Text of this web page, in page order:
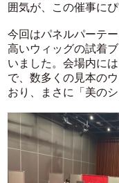
囲気が、この催事にぴ
今回はパネルパーテ
高いウィッグの試着
いました。会場内に
で、数多くの見本の
おり、まさに「美の